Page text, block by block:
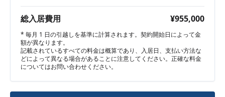
総入居費用 ¥955,000
* 毎月 1 日の引越しを基準に計算されます。契約開始日によって金
額が異なります。
記載されているすべての料金は概算であり、入居日、支払い方法な
どによって異なる場合があることに注意してください。正確な料金
についてはお問い合わせください。